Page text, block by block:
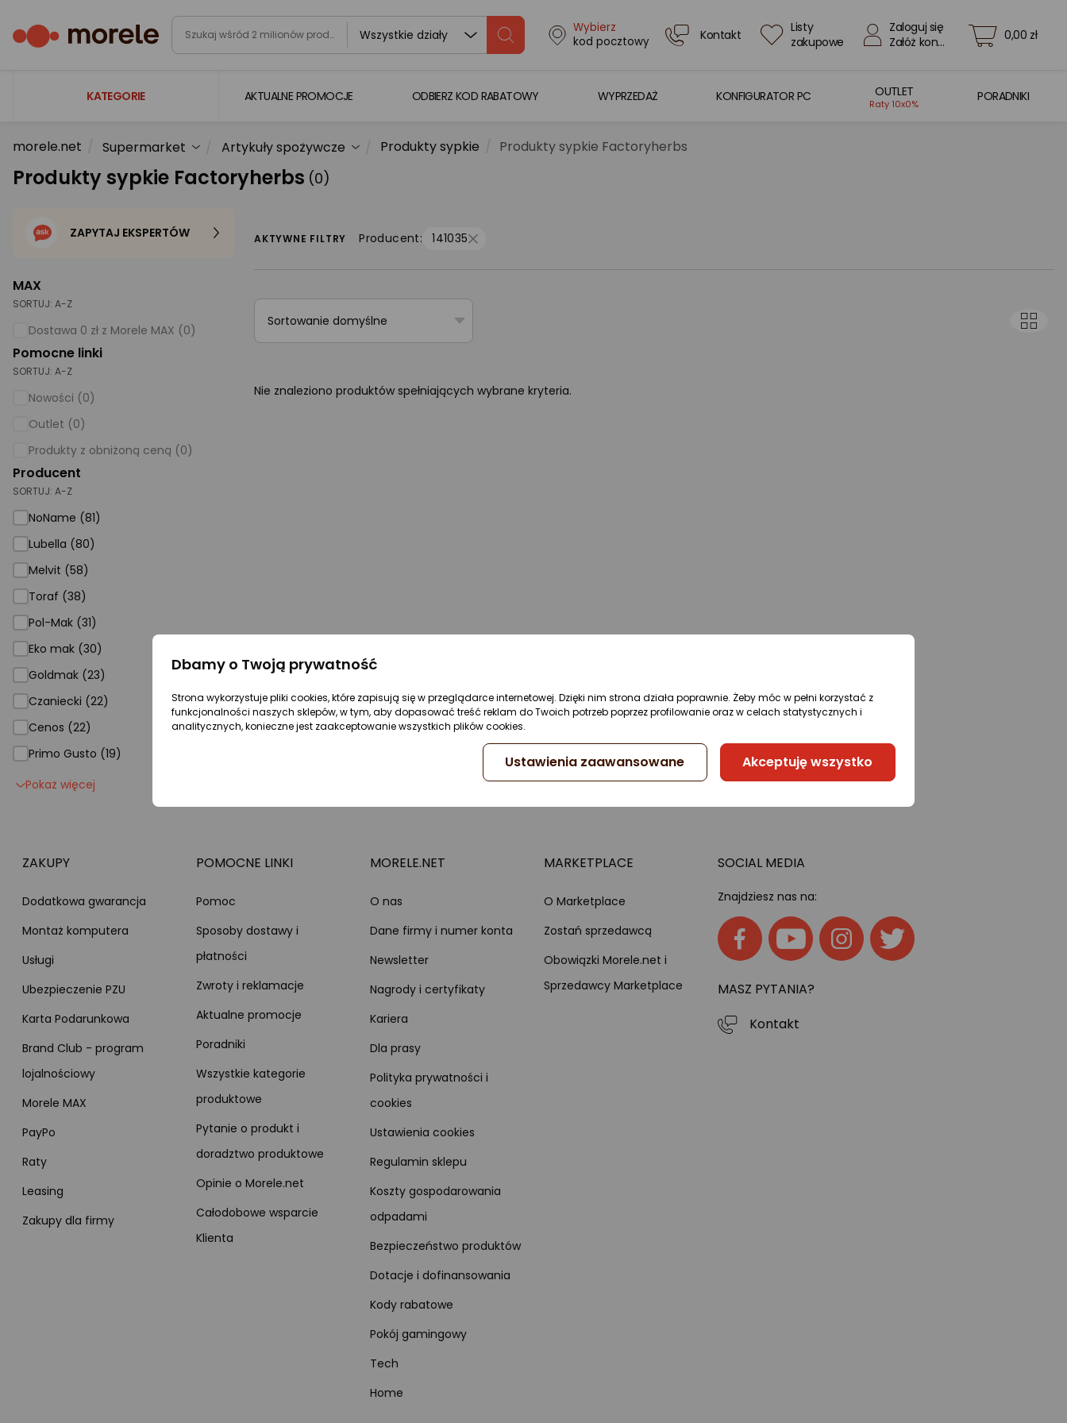
Wszystkie działy
Wybierz
kod pocztowy
Kontakt
Listy
zakupowe
Zaloguj się
Załóż konto
0,00 zł
KATEGORIE
Laptopy
Komputery
Gaming
Foto i kamery
AGD duże
Biuro i firma
Sport i turystyka
Supermarket
Strefa marek
AKTUALNE PROMOCJE ODBIERZ KOD RABATOWY WYPRZEDAŻ KONFIGURATOR PC OUTLET
Raty 10x0%
PORADNIKI
morele.net Supermarket Artykuły spożywcze Produkty sypkie Produkty sypkie Factoryherbs
Produkty sypkie Factoryherbs (0)
MAX
SORTUJ: A-Z
Dostawa 0 zł z Morele MAX (0)
Pomocne linki
SORTUJ: A-Z
Nowości (0)
Outlet (0)
Produkty z obniżoną ceną (0)
Producent
SORTUJ: A-Z
NoName (81)
Lubella (80)
Melvit (58)
Toraf (38)
Pol-Mak (31)
Eko mak (30)
Goldmak (23)
Czaniecki (22)
Cenos (22)
Primo Gusto (19)
Pokaż więcej
ZAPYTAJ EKSPERTÓW AKTYWNE FILTRY Producent: 141035
Sortowanie domyślne
Nie znaleziono produktów spełniających wybrane kryteria.
ZAKUPY
Dodatkowa gwarancja
Montaż komputera
Usługi
Ubezpieczenie PZU
Karta Podarunkowa
Brand Club - program
lojalnościowy
Morele MAX
PayPo
Raty
Leasing
Zakupy dla firmy
POMOCNE LINKI
Pomoc
Sposoby dostawy i
płatności
Zwroty i reklamacje
Aktualne promocje
Poradniki
Wszystkie kategorie
produktowe
Pytanie o produkt i
doradztwo produktowe
Opinie o Morele.net
Całodobowe wsparcie
Klienta
MORELE.NET
O nas
Dane firmy i numer konta
Newsletter
Nagrody i certyfikaty
Kariera
Dla prasy
Polityka prywatności i
cookies
Ustawienia cookies
Regulamin sklepu
Koszty gospodarowania
odpadami
Bezpieczeństwo produktów
Dotacje i dofinansowania
Kody rabatowe
Pokój gamingowy
Tech
Home
MARKETPLACE
O Marketplace
Zostań sprzedawcą
Obowiązki Morele.net i
Sprzedawcy Marketplace
SOCIAL MEDIA
Znajdziesz nas na:
MASZ PYTANIA?
Kontakt
Dbamy o Twoją prywatność
Strona wykorzystuje pliki cookies, które zapisują się w przeglądarce internetowej. Dzięki nim strona działa poprawnie. Żeby móc w pełni korzystać z
funkcjonalności naszych sklepów, w tym, aby dopasować treść reklam do Twoich potrzeb poprzez profilowanie oraz w celach statystycznych i
analitycznych, konieczne jest zaakceptowanie wszystkich plików cookies.
Ustawienia zaawansowane Akceptuję wszystko